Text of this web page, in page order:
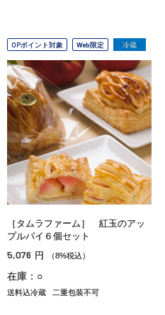
OPポイント対象 Web限定 冷蔵
［タムラファーム］ 紅玉のアッ
プルパイ６個セット
5,076 円 （8%税込）
在庫：○
送料込冷蔵 二重包装不可